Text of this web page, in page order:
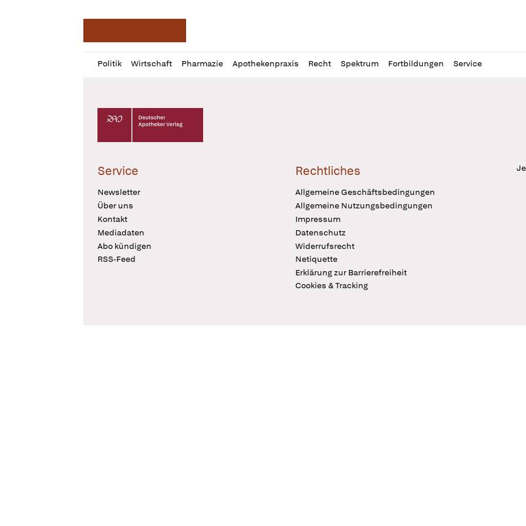
Politik Wirtschaft Pharmazie Apothekenpraxis Recht Spektrum Fortbildungen Service
Profil
öffnen
Daz
Pur
Deutscher Apotheker Verlag Logo
Service
Newsletter
Über uns
Kontakt
Mediadaten
Abo kündigen
RSS-Feed
Rechtliches
Allgemeine Geschäftsbedingungen
Allgemeine Nutzungsbedingungen
Impressum
Datenschutz
Widerrufsrecht
Netiquette
Erklärung zur Barrierefreiheit
Cookies & Tracking